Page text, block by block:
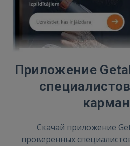
Приложение
Скачай приложение
проверенных